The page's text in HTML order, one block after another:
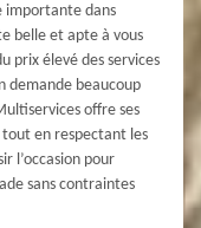
importante dans
belle et apte à vous
prix élevé des services
demande beaucoup
offre ses
tout en respectant les
l’occasion pour
sans contraintes